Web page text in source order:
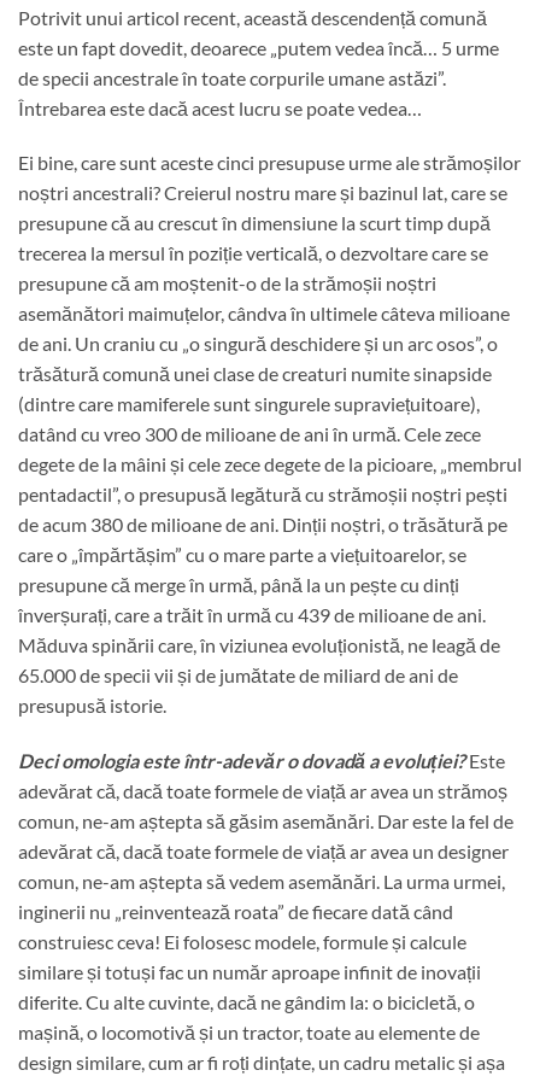
Potrivit unui articol recent, această descendență comună
este un fapt dovedit, deoarece „putem vedea încă… 5 urme
de specii ancestrale în toate corpurile umane astăzi”.
Întrebarea este dacă acest lucru se poate vedea…
Ei bine, care sunt aceste cinci presupuse urme ale strămoșilor
noștri ancestrali? Creierul nostru mare și bazinul lat, care se
presupune că au crescut în dimensiune la scurt timp după
trecerea la mersul în poziție verticală, o dezvoltare care se
presupune că am moștenit-o de la strămoșii noștri
asemănători maimuțelor, cândva în ultimele câteva milioane
de ani. Un craniu cu „o singură deschidere și un arc osos”, o
trăsătură comună unei clase de creaturi numite sinapside
(dintre care mamiferele sunt singurele supraviețuitoare),
datând cu vreo 300 de milioane de ani în urmă. Cele zece
degete de la mâini și cele zece degete de la picioare, „membrul
pentadactil”, o presupusă legătură cu strămoșii noștri pești
de acum 380 de milioane de ani. Dinții noștri, o trăsătură pe
care o „împărtășim” cu o mare parte a viețuitoarelor, se
presupune că merge în urmă, până la un pește cu dinți
înverșurați, care a trăit în urmă cu 439 de milioane de ani.
Măduva spinării care, în viziunea evoluționistă, ne leagă de
65.000 de specii vii și de jumătate de miliard de ani de
presupusă istorie.
Deci omologia este într-adevăr o dovadă a evoluției?Este
adevărat că, dacă toate formele de viață ar avea un strămoș
comun, ne-am aștepta să găsim asemănări. Dar este la fel de
adevărat că, dacă toate formele de viață ar avea un designer
comun, ne-am aștepta să vedem asemănări. La urma urmei,
inginerii nu „reinventează roata” de fiecare dată când
construiesc ceva! Ei folosesc modele, formule și calcule
similare și totuși fac un număr aproape infinit de inovații
diferite. Cu alte cuvinte, dacă ne gândim la: o bicicletă, o
mașină, o locomotivă și un tractor, toate au elemente de
design similare, cum ar fi roți dințate, un cadru metalic și așa